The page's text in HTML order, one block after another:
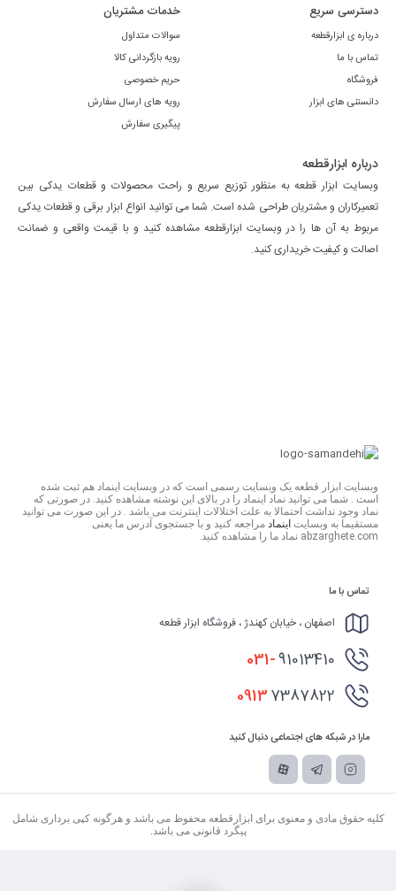
دسترسی سریع
درباره ی ابزارقطعه
تماس با ما
فروشگاه
دانستنی های ابزار
خدمات مشتریان
سوالات متداول
رویه بازگردانی کالا
حریم خصوصی
رویه های ارسال سفارش
پیگیری سفارش
درباره ابزارقطعه
وبسایت ابزار قطعه به منظور توزیع سریع و راحت محصولات و قطعات یدکی بین
تعمیرکاران و مشتریان طراحی شده است. شما می توانید انواع ابزار برقی و قطعات یدکی
مربوط به آن ها را در وبسایت ابزارقطعه مشاهده کنید و با قیمت واقعی و ضمانت
اصالت و کیفیت خریداری کنید.
وبسایت ابزار قطعه یک وبسایت رسمی است که در وبسایت اینماد هم ثبت شده
است . شما می توانید نماد اینماد را در بالای این نوشته مشاهده کنید. در صورتی که
نماد وجود نداشت احتمالا به علت اختلالات اینترنت می باشد . در این صورت می توانید
مستقیما به وبسایت اینماد مراجعه کنید و با جستجوی آدرس ما یعنی
abzarghete.com نماد ما را مشاهده کنید.
تماس با ما
اصفهان ، خیابان کهندژ ، فروشگاه ابزار قطعه
031-91013410
09137387822
مارا در شبکه های اجتماعی دنبال کنید
کلیه حقوق مادی و معنوی برای ابزارقطعه محفوظ می باشد و هرگونه کپی برداری شامل
پیگرد قانونی می باشد.